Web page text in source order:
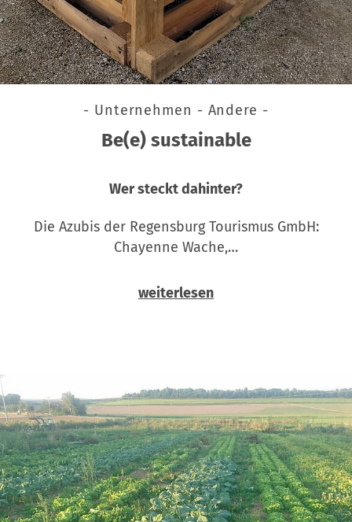
- Unternehmen - Andere -
Be(e) sustainable
Wer steckt dahinter?
Die Azubis der Regensburg Tourismus GmbH:
Chayenne Wache,…
weiterlesen